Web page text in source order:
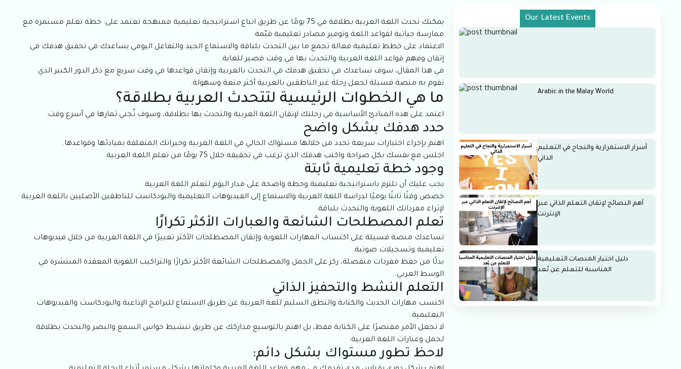
يمكنك تحدث اللغة العربية بطلاقة في 75 يومًا عن طريق اتباع استراتيجية تعليمية ممنهجة تعتمد على: خطة تعلم مستمرة مع
ممارسة حياتية لقواعد اللغة وتوفير مصادر تعليمية قيّمة.
الاعتماد على خطط تعليمية فعالة تجمع ما بين التحدث بلباقة والاستماع الجيد والتفاعل اليومي يساعدك في تحقيق هدفك في
إتقان وفهم قواعد اللغة العربية والتحدث بها في وقت قصير للغاية.
في هذا المقال، سوف نساعدك في تحقيق هدفك في التحدث بالعربية وإتقان قواعدها في وقت سريع مع ذكر الدور الكبير الذي
تقوم به منصة فسيلة لجعل رحلة غير الناطقين بالعربية أكثر متعة وسهولة.
ما هي الخطوات الرئيسية لتتحدث العربية بطلاقة؟
اعتمد على هذه المبادئ الأساسية في رحلتك لإتقان اللغة العربية والتحدث بها بطلاقة، وسوف تُجني ثمارها في أسرع وقت:
حدد هدفك بشكل واضح
اهتم بإجراء اختبارات سريعة تحدد من خلالها مستواك الحالي في اللغة العربية وخبراتك المتعلقة بمبادئها وقواعدها.
اجلس مع نفسك بكل صراحة واكتب هدفك الذي ترغب في تحقيقه خلال 75 يومًا من تعلم اللغة العربية.
وجود خطة تعليمية ثابتة
يجب عليك أن تلتزم باستراتيجية تعليمية وخطة واضحة على مدار اليوم لتعلم اللغة العربية.
خصص وقتًا ثابتًا يوميًا لدراسة اللغة العربية والاستماع إلى الفيديوهات التعليمية والبودكاست للناطقين الأصليين باللغة العربية
لإثراء مفرداتك اللغوية والتحدث بلباقة.
تعلم المصطلحات الشائعة والعبارات الأكثر تكرارًا
تساعدك منصة فسيلة على اكتساب المهارات اللغوية وإتقان المصطلحات الأكثر تعبيرًا في اللغة العربية من خلال فيديوهات
تعليمية وتسجيلات صوتية.
بدلًا من حفظ مفردات منفصلة، ركز على الجمل والمصطلحات الشائعة الأكثر تكرارًا والتراكيب اللغوية المعقدة المنتشرة في
الوسط العربي.
التعلم النشط والتحفيز الذاتي
اكتسب مهارات الحديث والكتابة والنطق السليم للغة العربية عن طريق الاستماع للبرامج الإذاعية والبودكاست والفيديوهات
التعليمية.
لا تجعل الأمر مقتصرًا على الكتابة فقط، بل اهتم بالتوسيع مداركك عن طريق تنشيط حواس السمع والبصر والتحدث بطلاقة
لجمل وعبارات اللغة العربية.
لاحظ تطور مستواك بشكل دائم:
Our Latest Events
Arabic in the Malay World
أسرار الاستمرارية والنجاح في التعليم
الذاتي
أهم النصائح لإتقان التعلم الذاتي عبر
الإنترنت
دليل اختيار المنصات التعليمية
المناسبة للتعلم عن بُعد